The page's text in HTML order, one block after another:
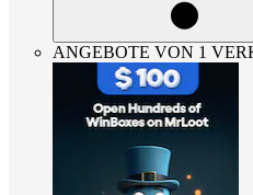
ANGEBOTE VON 1